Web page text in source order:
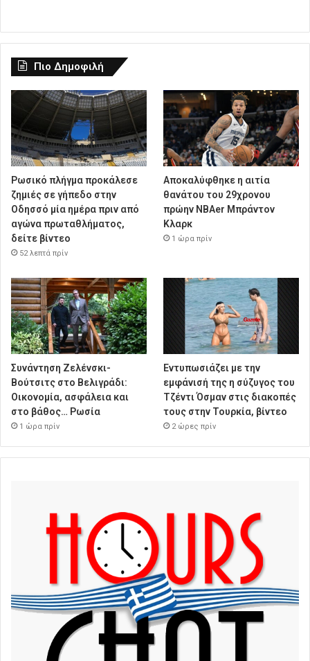
Πιο Δημοφιλή
Ρωσικό πλήγμα προκάλεσε
ζημιές σε γήπεδο στην
Οδησσό μία ημέρα πριν από
αγώνα πρωταθλήματος,
δείτε βίντεο
52 λεπτά πρίν
Αποκαλύφθηκε η αιτία
θανάτου του 29χρονου
πρώην NBAer Μπράντον
Κλαρκ
1 ώρα πρίν
Συνάντηση Ζελένσκι-
Βούτσιτς στο Βελιγράδι:
Οικονομία, ασφάλεια και
στο βάθος… Ρωσία
1 ώρα πρίν
Εντυπωσιάζει με την
εμφάνισή της η σύζυγος του
Τζέντι Όσμαν στις διακοπές
τους στην Τουρκία, βίντεο
2 ώρες πρίν